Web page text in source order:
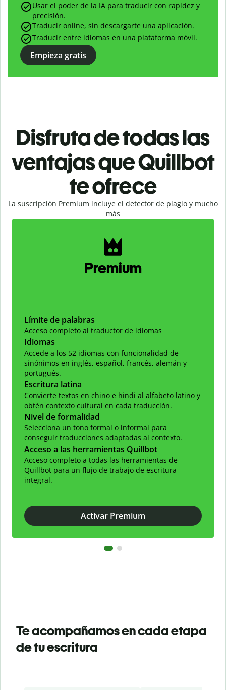
Usar el poder de la IA para traducir con rapidez y
precisión.
Traducir online, sin descargarte una aplicación.
Traducir entre idiomas en una plataforma móvil.
Empieza gratis
Disfruta de todas las
ventajas que Quillbot
te ofrece
La suscripción Premium incluye el detector de plagio y mucho
más
Premium
Límite de palabras
Acceso completo al traductor de idiomas
Idiomas
Accede a los 52 idiomas con funcionalidad de
sinónimos en inglés, español, francés, alemán y
portugués.
Escritura latina
Convierte textos en chino e hindi al alfabeto latino y
obtén contexto cultural en cada traducción.
Nivel de formalidad
Selecciona un tono formal o informal para
conseguir traducciones adaptadas al contexto.
Acceso a las herramientas Quillbot
Acceso completo a todas las herramientas de
Quillbot para un flujo de trabajo de escritura
integral.
Activar Premium
Te acompañamos en cada etapa
de tu escritura